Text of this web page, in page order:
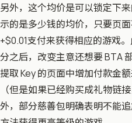
另外，这个均价是可以锁定下
示的是多少钱的均价，只要页
+$0.01​支付来获得相应的游戏
分之后，改变主意还想要 BTA
提取 Key 的页面中增加付款金
（但是如果已经购买成礼物链
外，部分慈善包明确表明不能